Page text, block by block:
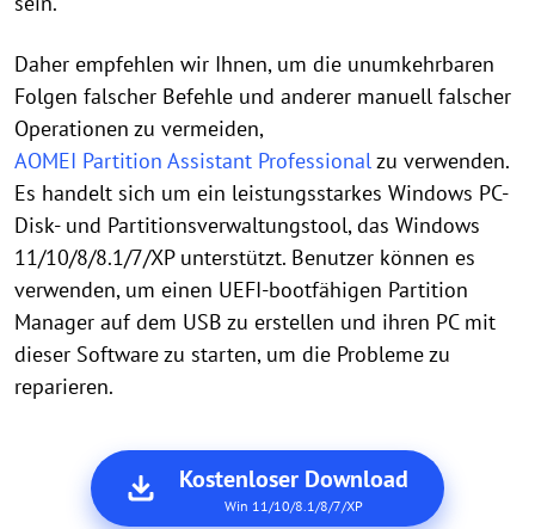
Daher empfehlen wir Ihnen, um die unumkehrbaren
Folgen falscher Befehle und anderer manuell falscher
Operationen zu vermeiden,
AOMEI Partition Assistant Professionalzu verwenden.
Es handelt sich um ein leistungsstarkes Windows PC-
Disk- und Partitionsverwaltungstool, das Windows
11/10/8/8.1/7/XP unterstützt. Benutzer können es
verwenden, um einen UEFI-bootfähigen Partition
Manager auf dem USB zu erstellen und ihren PC mit
dieser Software zu starten, um die Probleme zu
reparieren.
Kostenloser Download
Win 11/10/8.1/8/7/XP